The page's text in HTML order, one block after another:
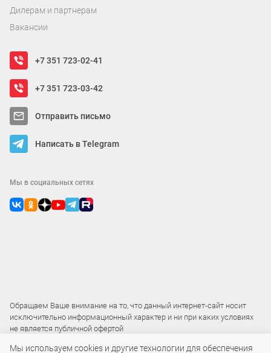
Дилерам и партнерам
Вакансии
+7 351 723-02-41
+7 351 723-03-42
Отправить письмо
Написать в Telegram
Мы в социальных сетях
Обращаем Ваше внимание на то, что данный интернет-сайт носит
исключительно информационный характер и ни при каких условиях
не является публичной офертой
Мы используем cookies и другие технологии для обеспечения